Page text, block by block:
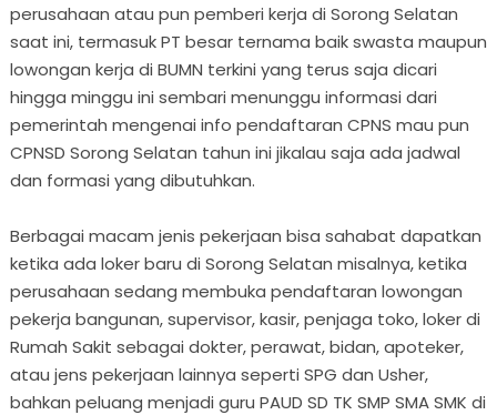
perusahaan atau pun pemberi kerja di Sorong Selatan
saat ini, termasuk PT besar ternama baik swasta maupun
lowongan kerja di BUMN terkini yang terus saja dicari
hingga minggu ini sembari menunggu informasi dari
pemerintah mengenai info pendaftaran CPNS mau pun
CPNSD Sorong Selatan tahun ini jikalau saja ada jadwal
dan formasi yang dibutuhkan.
Berbagai macam jenis pekerjaan bisa sahabat dapatkan
ketika ada loker baru di Sorong Selatan misalnya, ketika
perusahaan sedang membuka pendaftaran lowongan
pekerja bangunan, supervisor, kasir, penjaga toko, loker di
Rumah Sakit sebagai dokter, perawat, bidan, apoteker,
atau jens pekerjaan lainnya seperti SPG dan Usher,
bahkan peluang menjadi guru PAUD SD TK SMP SMA SMK di